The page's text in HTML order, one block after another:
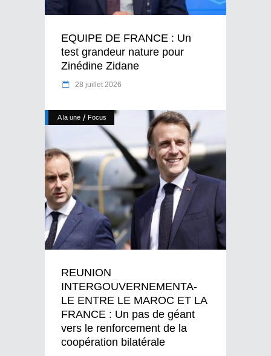
EQUIPE DE FRANCE : Un
test grandeur nature pour
Zinédine Zidane
28 juillet 2026
A la une / Focus
REUNION
INTERGOUVERNEMENTA-
LE ENTRE LE MAROC ET LA
FRANCE : Un pas de géant
vers le renforcement de la
coopération bilatérale